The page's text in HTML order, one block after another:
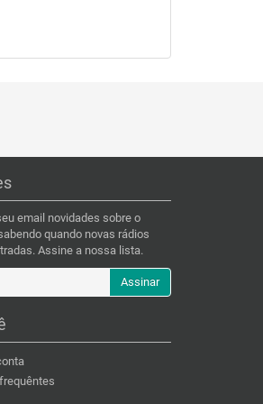
email novidades sobre o
quando novas rádios
Assine a nossa lista.
Assinar